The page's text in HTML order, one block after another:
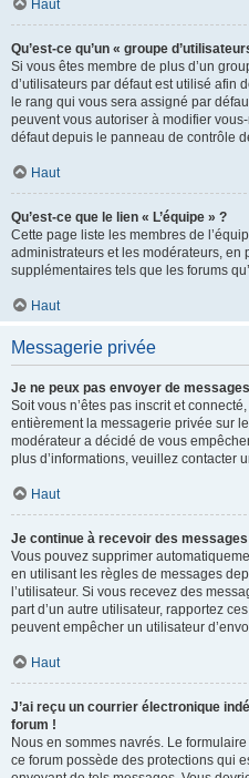
Haut
Qu’est-ce qu’un « groupe
Si vous êtes membre de plus d’un
d’utilisateurs par défaut est utilisé afin
le rang qui vous sera assigné par
peuvent vous autoriser à modifier
défaut depuis le panneau de contrôle
Haut
Qu’est-ce que le lien « L’équipe » ?
Cette page liste les membres de
administrateurs et les modérateurs, en
supplémentaires tels que les forums
Haut
Messagerie privée
Je ne peux pas envoyer de
Soit vous n’êtes pas inscrit et
entièrement la messagerie privée sur
modérateur a décidé de vous
plus d’informations, veuillez contacter
Haut
Je continue à recevoir des
Vous pouvez supprimer
en utilisant les règles de messages
l’utilisateur. Si vous recevez des
part d’un autre utilisateur, rapportez
peuvent empêcher un utilisateur
Haut
J’ai reçu un courrier électronique
forum !
Nous en sommes navrés. Le
ce forum possède des protections qui